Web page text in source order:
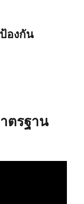
องกัน
ตรฐาน